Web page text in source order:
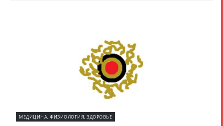
МЕДИЦИНА, ФИЗИОЛОГИЯ, ЗДОРОВЬЕ